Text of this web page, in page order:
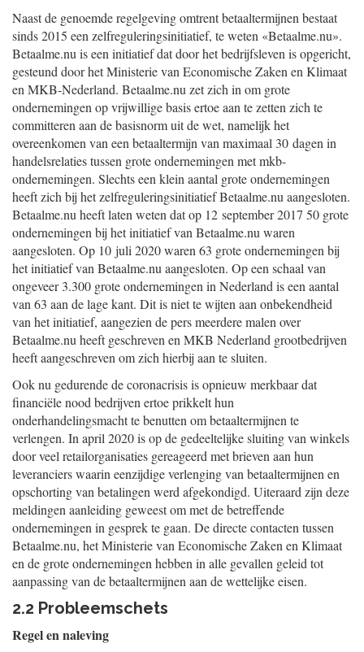
Naast de genoemde regelgeving omtrent betaaltermijnen bestaat
sinds 2015 een zelfreguleringsinitiatief, te weten «Betaalme.nu».
Betaalme.nu is een initiatief dat door het bedrijfsleven is opgericht,
gesteund door het Ministerie van Economische Zaken en Klimaat
en MKB-Nederland. Betaalme.nu zet zich in om grote
ondernemingen op vrijwillige basis ertoe aan te zetten zich te
committeren aan de basisnorm uit de wet, namelijk het
overeenkomen van een betaaltermijn van maximaal 30 dagen in
handelsrelaties tussen grote ondernemingen met mkb-
ondernemingen. Slechts een klein aantal grote ondernemingen
heeft zich bij het zelfreguleringsinitiatief Betaalme.nu aangesloten.
Betaalme.nu heeft laten weten dat op 12 september 2017 50 grote
ondernemingen bij het initiatief van Betaalme.nu waren
aangesloten. Op 10 juli 2020 waren 63 grote ondernemingen bij
het initiatief van Betaalme.nu aangesloten. Op een schaal van
ongeveer 3.300 grote ondernemingen in Nederland is een aantal
van 63 aan de lage kant. Dit is niet te wijten aan onbekendheid
van het initiatief, aangezien de pers meerdere malen over
Betaalme.nu heeft geschreven en MKB Nederland grootbedrijven
heeft aangeschreven om zich hierbij aan te sluiten.
Ook nu gedurende de coronacrisis is opnieuw merkbaar dat
financiële nood bedrijven ertoe prikkelt hun
onderhandelingsmacht te benutten om betaaltermijnen te
verlengen. In april 2020 is op de gedeeltelijke sluiting van winkels
door veel retailorganisaties gereageerd met brieven aan hun
leveranciers waarin eenzijdige verlenging van betaaltermijnen en
opschorting van betalingen werd afgekondigd. Uiteraard zijn deze
meldingen aanleiding geweest om met de betreffende
ondernemingen in gesprek te gaan. De directe contacten tussen
Betaalme.nu, het Ministerie van Economische Zaken en Klimaat
en de grote ondernemingen hebben in alle gevallen geleid tot
aanpassing van de betaaltermijnen aan de wettelijke eisen.
2.2 Probleemschets
Regel en naleving